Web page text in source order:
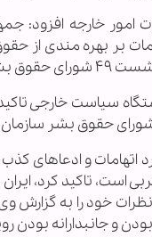
امور خارجه افزود:
بر بهره مندی از
میداند.
سیاست خارجی تاکید
حقوق بشر
اتهامات و ادعاهای
است، تاکید کرد،
خود را به گزارش وی
‌و جانبدارانه بودن